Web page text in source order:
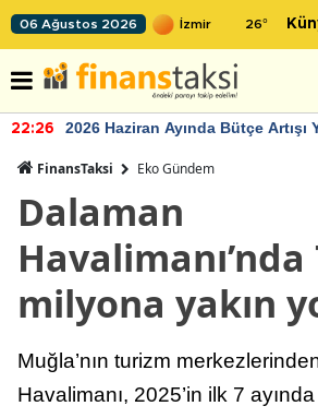
06 Ağustos 2026 26°
22:26 2026 Haziran Ayında Bütçe Artışı
FinansTaksi Eko Gündem
Dalaman
milyona yakın
Muğla’nın turizm
Havalimanı, 2025’in ilk 7